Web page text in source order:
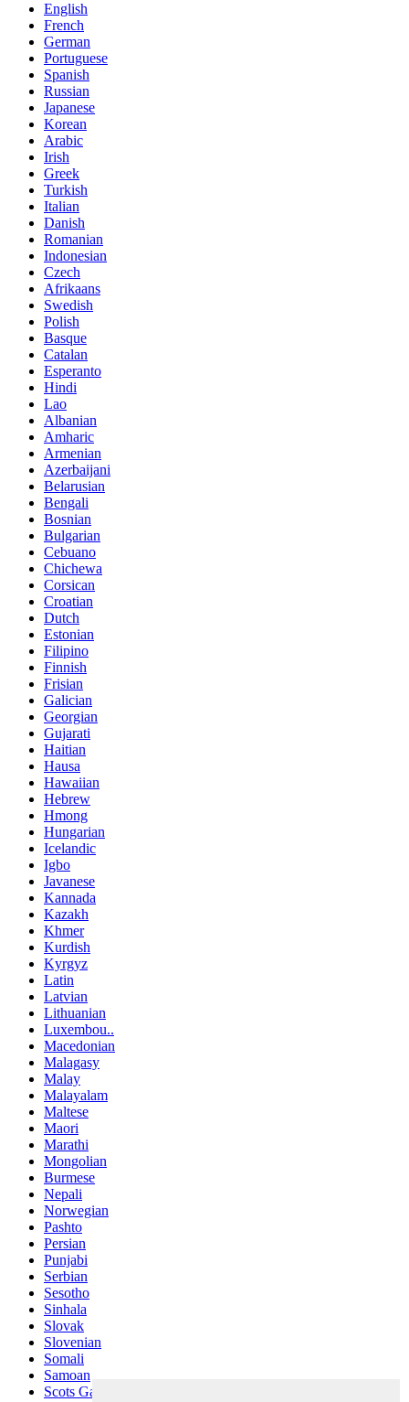
English
French
German
Portuguese
Spanish
Russian
Japanese
Korean
Arabic
Irish
Greek
Turkish
Italian
Danish
Romanian
Indonesian
Czech
Afrikaans
Swedish
Polish
Basque
Catalan
Esperanto
Hindi
Lao
Albanian
Amharic
Armenian
Azerbaijani
Belarusian
Bengali
Bosnian
Bulgarian
Cebuano
Chichewa
Corsican
Croatian
Dutch
Estonian
Filipino
Finnish
Frisian
Galician
Georgian
Gujarati
Haitian
Hausa
Hawaiian
Hebrew
Hmong
Hungarian
Icelandic
Igbo
Javanese
Kannada
Kazakh
Khmer
Kurdish
Kyrgyz
Latin
Latvian
Lithuanian
Luxembou..
Macedonian
Malagasy
Malay
Malayalam
Maltese
Maori
Marathi
Mongolian
Burmese
Nepali
Norwegian
Pashto
Persian
Punjabi
Serbian
Sesotho
Sinhala
Slovak
Slovenian
Somali
Samoan
Scots Gaelic